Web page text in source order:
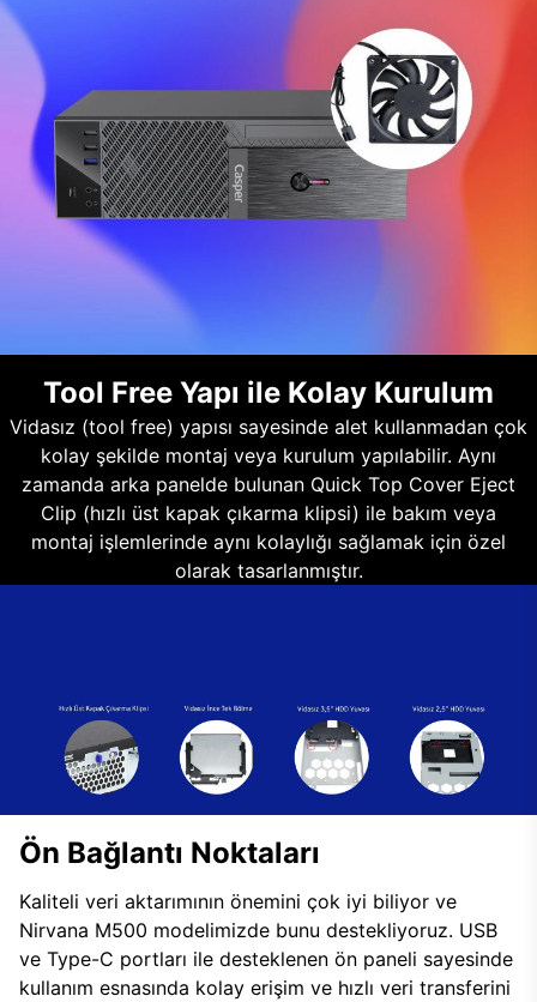
Tool Free Yapı ile Kolay Kurulum
Vidasız (tool free) yapısı sayesinde alet kullanmadan çok
kolay şekilde montaj veya kurulum yapılabilir. Aynı
zamanda arka panelde bulunan Quick Top Cover Eject
Clip (hızlı üst kapak çıkarma klipsi) ile bakım veya
montaj işlemlerinde aynı kolaylığı sağlamak için özel
olarak tasarlanmıştır.
Ön Bağlantı Noktaları
Kaliteli veri aktarımının önemini çok iyi biliyor ve
Nirvana M500 modelimizde bunu destekliyoruz. USB
ve Type-C portları ile desteklenen ön paneli sayesinde
kullanım esnasında kolay erişim ve hızlı veri transferini